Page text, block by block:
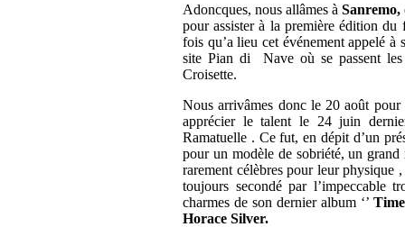
Adoncques, nous allâmes à Sanremo,
pour assister à la première édition du
fois qu’a lieu cet événement appelé
site Pian di Nave où se passent
Croisette.
Nous arrivâmes donc le 20 août pour
apprécier le talent le 24 juin
Ramatuelle . Ce fut, en dépit d’un
pour un modèle de sobriété, un
rarement célèbres pour leur
toujours secondé par l’impeccable
charmes de son dernier album ‘’Time
Horace Silver.